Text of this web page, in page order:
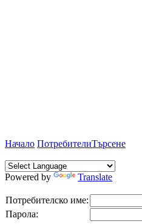
Начало ПотребителиТърсене
Powered by Translate
Потребителско име:
Парола: